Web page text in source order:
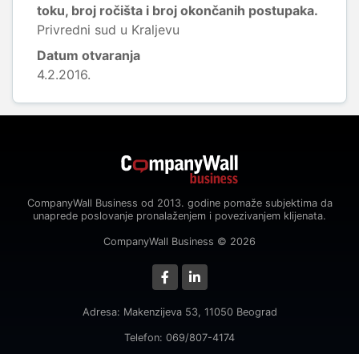
toku, broj ročišta i broj okončanih postupaka.
Privredni sud u Kraljevu
Datum otvaranja
4.2.2016.
CompanyWall Business od 2013. godine pomaže subjektima da
unaprede poslovanje pronalaženjem i povezivanjem klijenata.
CompanyWall Business © 2026
Adresa: Makenzijeva 53, 11050 Beograd
Telefon: 069/807-4174